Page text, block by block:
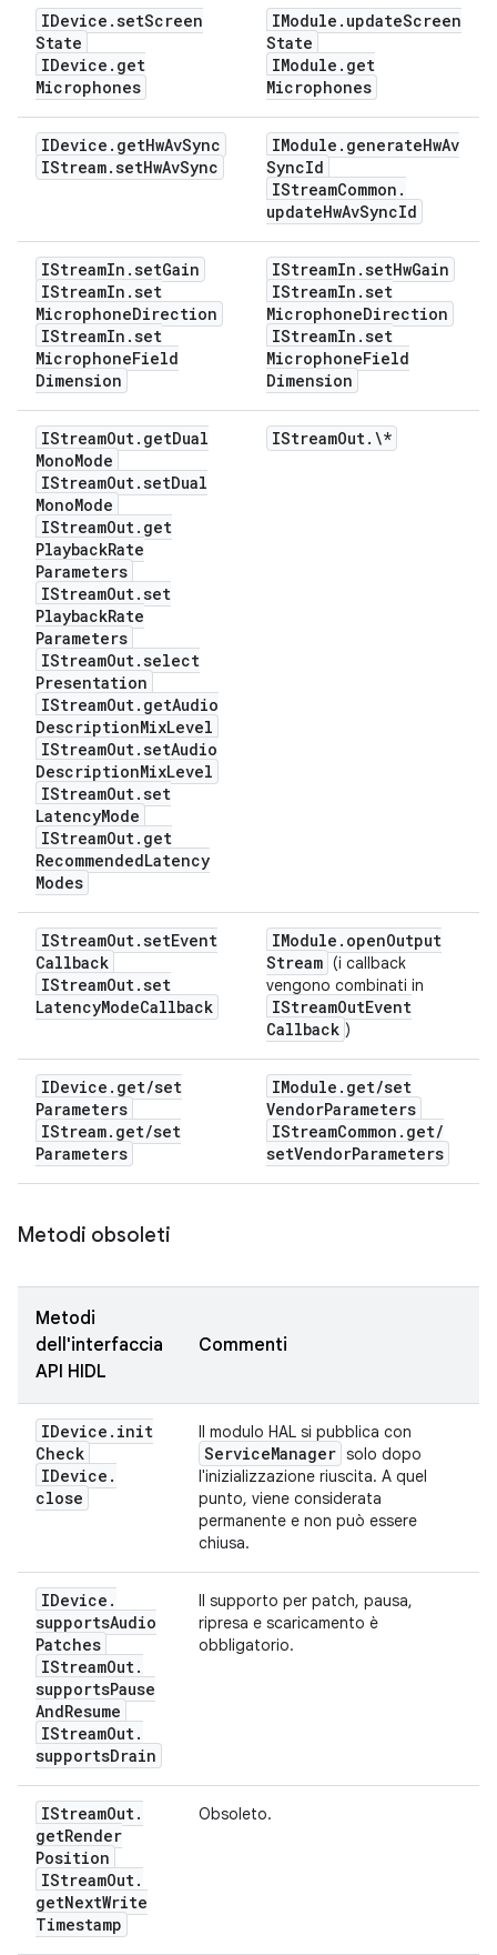
IDevice .setScreen
State
IDevice . get
Microphones
IModule . updateScreen
State
IModule . get
Microphones
IDevice . getHwAvSync
IStream.setHwAvSync
IModule . generateHwAv
SyncId
IStreamCommon .
updateHwAvSyncId
IStreamIn .setGain
IStreamIn .set
MicrophoneDirection
IStreamIn .set
MicrophoneField
Dimension
IStreamIn .setHwGain
IStreamIn .set
MicrophoneDirection
IStreamIn .set
MicrophoneField
Dimension
IStreamOut. getDual
MonoMode
IStreamOut.setDual
MonoMode
IStreamOut. get
PlaybackRate
Parameters
IStreamOut.set
PlaybackRate
Parameters
IStreamOut.select
Presentation
IStreamOut. getAudio
DescriptionMixLevel
IStreamOut.setAudio
DescriptionMixLevel
IStreamOut.set
LatencyMode
IStreamOut. get
RecommendedLatency
Modes
IStreamOut. \*
IStreamOut.setEvent
Callback
IStreamOut.set
LatencyModeCallback
IModule . openOutput
Stream (i callback
vengono combinati in
IStreamOutEvent
Callback )
IDevice . get/set
Parameters
IStream. get/set
Parameters
IModule . get/set
VendorParameters
IStreamCommon . get/
setVendorParameters
Metodi obsoleti
Metodi
dell'interfaccia
API HIDL
Commenti
IDevice . init
Check
IDevice .
close
Il modulo HAL si pubblica con
ServiceManager solo dopo
l'inizializzazione riuscita. A quel
punto, viene considerata
permanente e non può essere
chiusa.
IDevice .
supportsAudio
Patches
IStreamOut.
supportsPause
AndResume
IStreamOut.
supportsDrain
Il supporto per patch, pausa,
ripresa e scaricamento è
obbligatorio.
IStreamOut.
getRender
Position
IStreamOut.
getNextWrite
Timestamp
Obsoleto.